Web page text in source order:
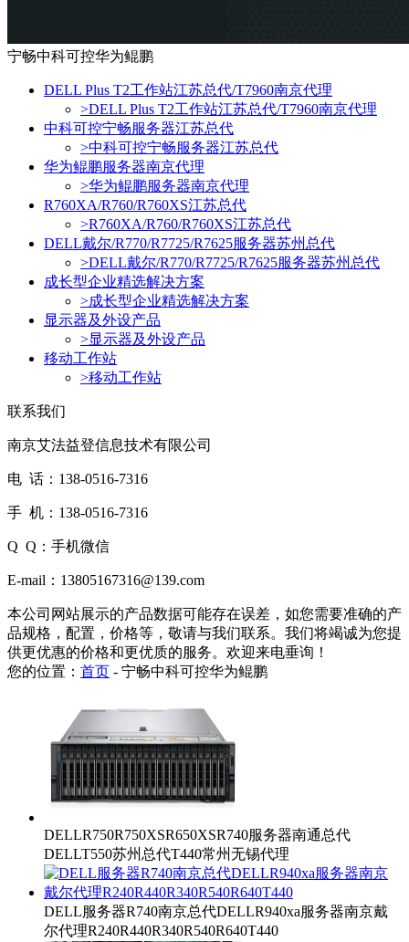
宁畅中科可控华为鲲鹏
DELL Plus T2工作站江苏总代/T7960南京代理
>DELL Plus T2工作站江苏总代/T7960南京代理
中科可控宁畅服务器江苏总代
>中科可控宁畅服务器江苏总代
华为鲲鹏服务器南京代理
>华为鲲鹏服务器南京代理
R760XA/R760/R760XS江苏总代
>R760XA/R760/R760XS江苏总代
DELL戴尔/R770/R7725/R7625服务器苏州总代
>DELL戴尔/R770/R7725/R7625服务器苏州总代
成长型企业精选解决方案
>成长型企业精选解决方案
显示器及外设产品
>显示器及外设产品
移动工作站
>移动工作站
联系我们
南京艾法益登信息技术有限公司
电 话：138-0516-7316
手 机：138-0516-7316
Q Q：手机微信
E-mail：13805167316@139.com
本公司网站展示的产品数据可能存在误差，如您需要准确的产
品规格，配置，价格等，敬请与我们联系。我们将竭诚为您提
供更优惠的价格和更优质的服务。欢迎来电垂询！
您的位置： 首页 - 宁畅中科可控华为鲲鹏
DELLR750R750XSR650XSR740服务器南通总代
DELLT550苏州总代T440常州无锡代理
DELL服务器R740南京总代DELLR940xa服务器南京戴
尔代理R240R440R340R540R640T440